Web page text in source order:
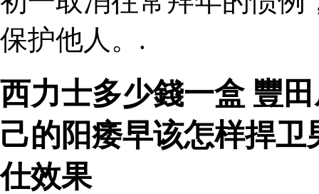
保护他人。.
西力士多少錢一盒 豐
己的阳痿早该怎样捍
仕效果